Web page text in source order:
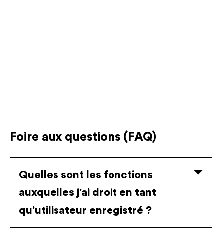
Foire aux questions (FAQ)
Quelles sont les fonctions
auxquelles j’ai droit en tant
qu’utilisateur enregistré ?